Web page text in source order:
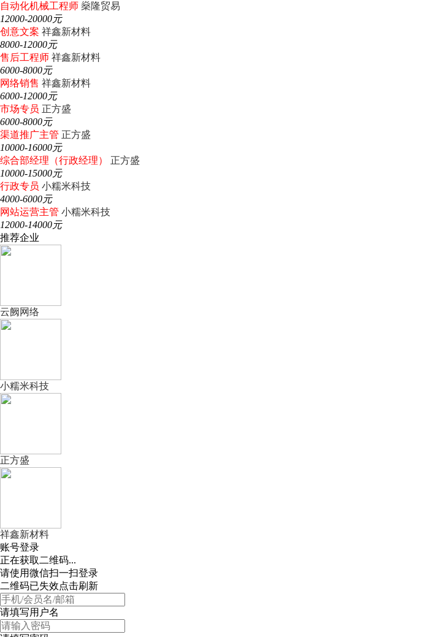
自动化机械工程师 燊隆贸易
12000-20000元
创意文案 祥鑫新材料
8000-12000元
售后工程师 祥鑫新材料
6000-8000元
网络销售 祥鑫新材料
6000-12000元
市场专员 正方盛
6000-8000元
渠道推广主管 正方盛
10000-16000元
综合部经理（行政经理）
正方盛
10000-15000元
行政专员 小糯米科技
4000-6000元
网站运营主管 小糯米科技
12000-14000元
推荐企业
云阙网络
小糯米科技
正方盛
祥鑫新材料
账号登录
正在获取二维码...
请使用微信扫一扫登录
二维码已失效点击刷新
请填写用户名